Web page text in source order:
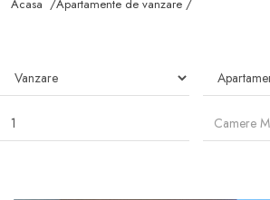
Acasa /Apartamente de vanzare /